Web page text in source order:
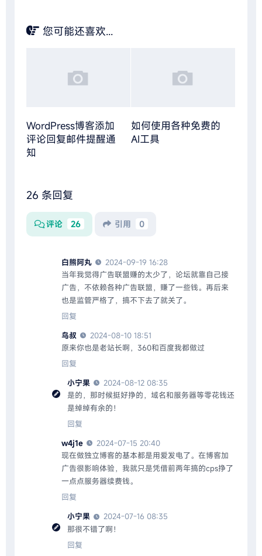
您可能还喜欢...
WordPress博客添加
评论回复邮件提醒通
知
如何使用各种免费的
AI工具
26 条回复
评论 26 引用 0
白熊阿丸
2024-09-19 16:28
当年我觉得广告联盟赚的太少了，论坛就靠自己接
广告，不依赖各种广告联盟，赚了一些钱。再后来
也是监管严格了，搞不下去了就关了。
回复
鸟叔
2024-08-10 18:51
原来你也是老站长啊，360和百度我都做过
回复
小宁果
2024-08-12 08:35
是的，那时候挺好挣的，域名和服务器等零花钱还
是绰绰有余的！
回复
w4j1e
2024-07-15 20:40
现在做独立博客的基本都是用爱发电了。在博客加
广告很影响体验，我就只是凭借前两年搞的cps挣了
一点点服务器续费钱。
回复
小宁果
2024-07-16 08:35
那很不错了啊！
回复